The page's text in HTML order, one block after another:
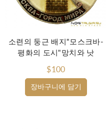
장바구니에 담기
소련의 둥근 배지"모스크바-
평화의 도시"망치와 낫
$100